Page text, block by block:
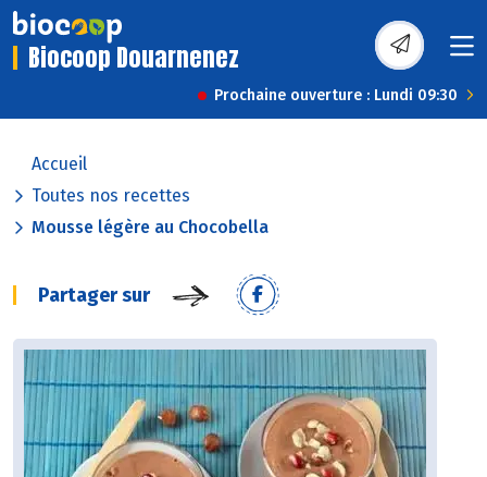
Biocoop Douarnenez
Prochaine ouverture : Lundi 09:30
Accueil
Toutes nos recettes
Mousse légère au Chocobella
Partager sur